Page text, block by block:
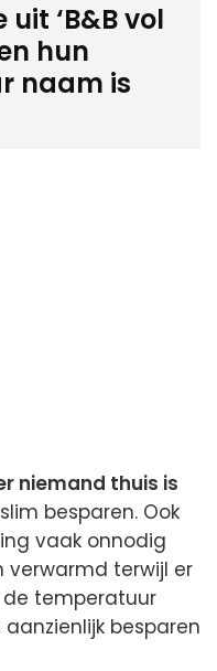
‘B&B vol
hun
naam is
niemand thuis is
besparen. Ook
vaak onnodig
verwarmd terwijl er
de temperatuur
besparen